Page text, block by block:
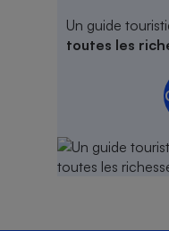
Un guide
toutes les